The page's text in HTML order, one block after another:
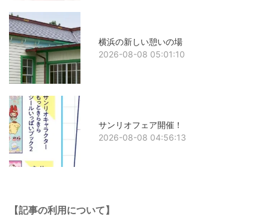
横浜の新しい憩いの場
2026-08-08 05:01:10
サンリオフェア開催！
2026-08-08 04:56:13
【記事の利用について】